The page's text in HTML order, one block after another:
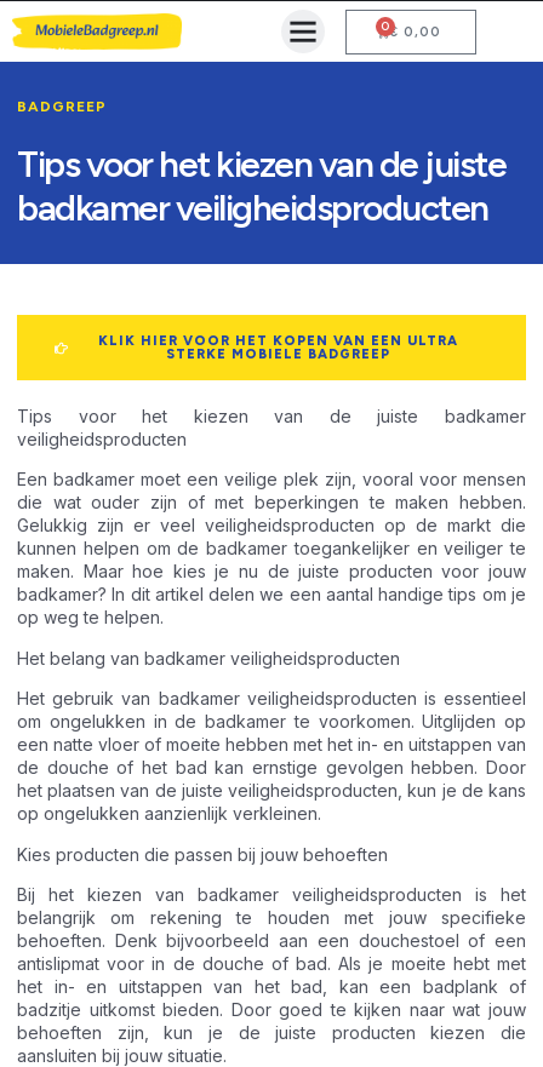
€ 0,00
0
BADGREEP
Tips voor het kiezen van de juiste
badkamer veiligheidsproducten
KLIK HIER VOOR HET KOPEN VAN EEN ULTRA
STERKE MOBIELE BADGREEP
Tips voor het kiezen van de juiste badkamer
veiligheidsproducten
Een badkamer moet een veilige plek zijn, vooral voor mensen
die wat ouder zijn of met beperkingen te maken hebben.
Gelukkig zijn er veel veiligheidsproducten op de markt die
kunnen helpen om de badkamer toegankelijker en veiliger te
maken. Maar hoe kies je nu de juiste producten voor jouw
badkamer? In dit artikel delen we een aantal handige tips om je
op weg te helpen.
Het belang van badkamer veiligheidsproducten
Het gebruik van badkamer veiligheidsproducten is essentieel
om ongelukken in de badkamer te voorkomen. Uitglijden op
een natte vloer of moeite hebben met het in- en uitstappen van
de douche of het bad kan ernstige gevolgen hebben. Door
het plaatsen van de juiste veiligheidsproducten, kun je de kans
op ongelukken aanzienlijk verkleinen.
Kies producten die passen bij jouw behoeften
Bij het kiezen van badkamer veiligheidsproducten is het
belangrijk om rekening te houden met jouw specifieke
behoeften. Denk bijvoorbeeld aan een douchestoel of een
antislipmat voor in de douche of bad. Als je moeite hebt met
het in- en uitstappen van het bad, kan een badplank of
badzitje uitkomst bieden. Door goed te kijken naar wat jouw
behoeften zijn, kun je de juiste producten kiezen die
aansluiten bij jouw situatie.